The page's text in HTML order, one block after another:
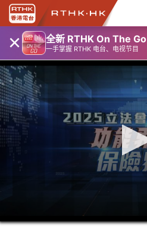
× 全新 RTHK On The Go
一手掌握 RTHK 电台、电视节目
seconds